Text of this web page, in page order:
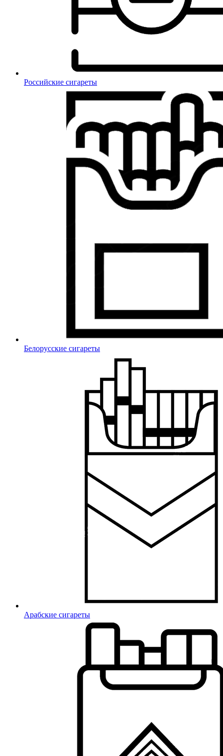
Российские сигареты
Белорусские сигареты
Арабские сигареты